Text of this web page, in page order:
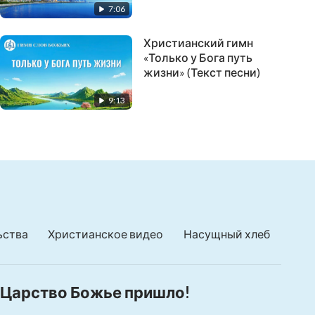
7:06
9:13
Христианский гимн
«Только у Бога путь
жизни» (Текст песни)
Христианское видео Насущный хлеб
Царство Божье пришло!